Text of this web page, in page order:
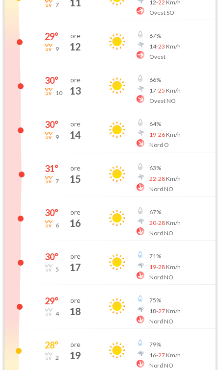
7 11 12-22 Km/h
Ovest SO
29°
9
ore
12
67%
14-23 Km/h
Ovest
30°
10
ore
13
66%
17-25 Km/h
Ovest NO
30°
9
ore
14
64%
19-26Km/h
Nord O
31°
7
ore
15
63%
22-28Km/h
Nord NO
30°
6
ore
16
67%
20-28Km/h
Nord NO
30°
5
ore
17
71%
19-28Km/h
Nord NO
29°
4
ore
18
75%
18-27Km/h
Nord NO
28°
2
ore
19
79%
16-27Km/h
Nord NO